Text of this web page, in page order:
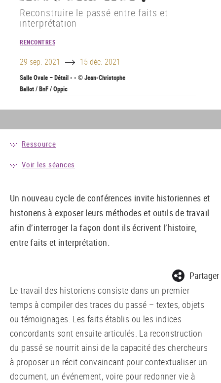
Reconstruire le passé entre faits et
interprétation
RENCONTRES
29 sep. 2021 Until 15 déc. 2021
Salle Ovale – Détail - - © Jean-Christophe
Ballot / BnF / Oppic
Ressource
Voir les séances
Un nouveau cycle de conférences invite historiennes et
historiens à exposer leurs méthodes et outils de travail
afin d’interroger la façon dont ils écrivent l’histoire,
entre faits et interprétation.
Partager
Le travail des historiens consiste dans un premier
temps à compiler des traces du passé – textes, objets
ou témoignages. Les faits établis ou les indices
concordants sont ensuite articulés. La reconstruction
du passé se nourrit ainsi de la capacité des chercheurs
à proposer un récit convaincant pour contextualiser un
document, un événement, voire pour redonner vie à